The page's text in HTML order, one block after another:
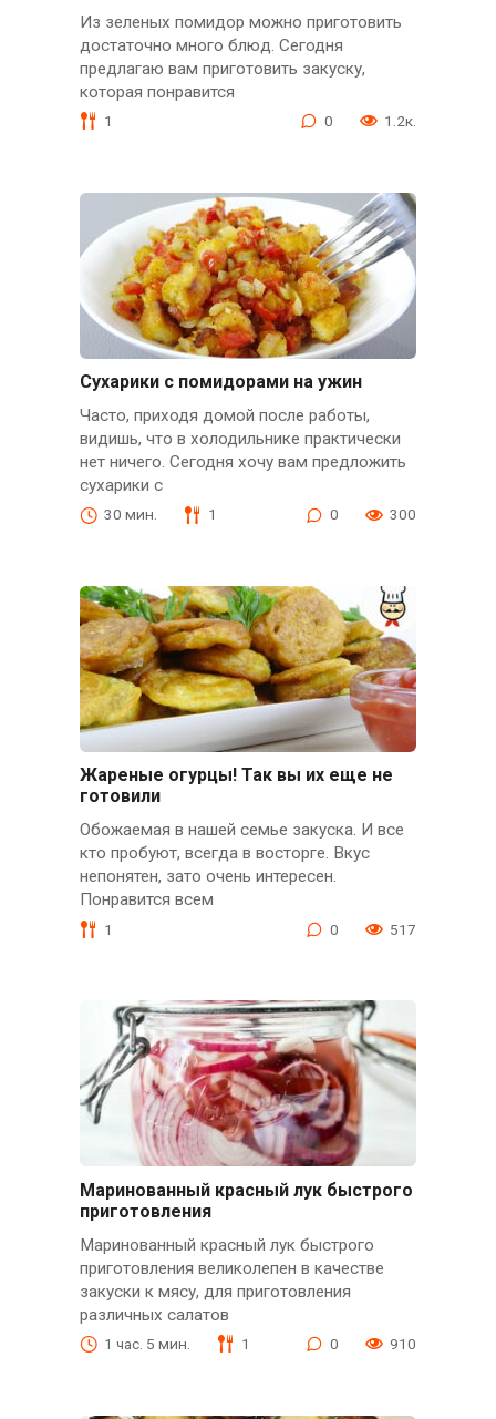
Из зеленых помидор можно приготовить
достаточно много блюд. Сегодня
предлагаю вам приготовить закуску,
которая понравится
1 0 1.2к.
Сухарики с помидорами на ужин
Часто, приходя домой после работы,
видишь, что в холодильнике практически
нет ничего. Сегодня хочу вам предложить
сухарики с
30 мин. 1 0 300
Жареные огурцы! Так вы их еще не
готовили
Обожаемая в нашей семье закуска. И все
кто пробуют, всегда в восторге. Вкус
непонятен, зато очень интересен.
Понравится всем
1 0 517
Маринованный красный лук быстрого
приготовления
Маринованный красный лук быстрого
приготовления великолепен в качестве
закуски к мясу, для приготовления
различных салатов
1 час. 5 мин. 1 0 910